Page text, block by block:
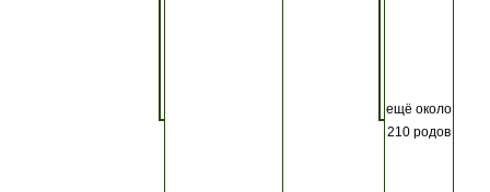
ещё около
210 родов